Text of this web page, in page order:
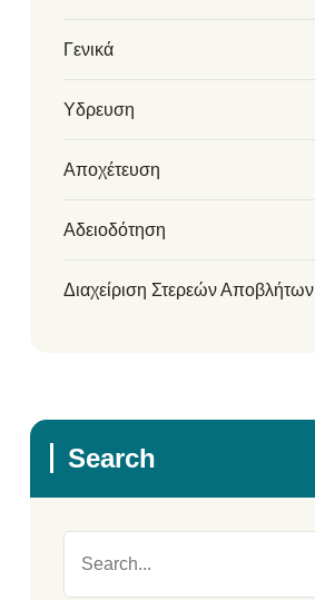
Γενικά
Υδρευση
Αποχέτευση
Αδειοδότηση
Διαχείριση Στερεών Αποβλήτων
Search